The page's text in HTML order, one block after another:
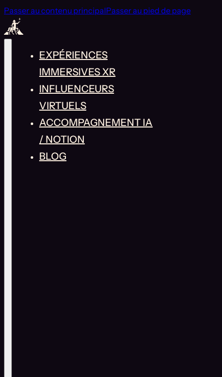
Passer au contenu principalPasser au pied de page
EXPÉRIENCES
IMMERSIVES XR
INFLUENCEURS
VIRTUELS
ACCOMPAGNEMENT IA
/ NOTION
BLOG